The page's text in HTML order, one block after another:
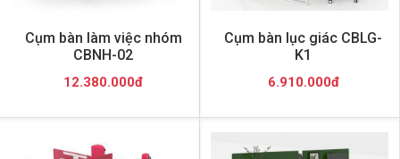
Cụm bàn làm việc nhóm
CBNH-02
12.380.000đ
Cụm bàn lục giác CBLG-
K1
6.910.000đ